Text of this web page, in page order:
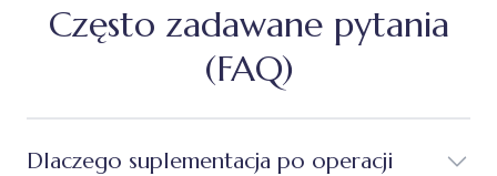
Często zadawane pytania
(FAQ)
Dlaczego suplementacja po operacji